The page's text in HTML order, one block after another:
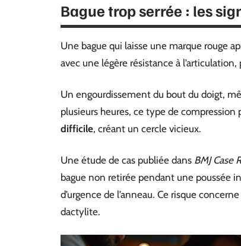
Bague trop serrée : les
Une bague qui laisse une marque rouge
avec une légère résistance à
Un engourdissement du bout du doigt,
plusieurs heures, ce type de compression
difficile, créant un cercle vicieux.
Une étude de cas publiée dans BMJ Case
bague non retirée pendant une poussée
d’urgence de l’anneau. Ce risque
dactylite.